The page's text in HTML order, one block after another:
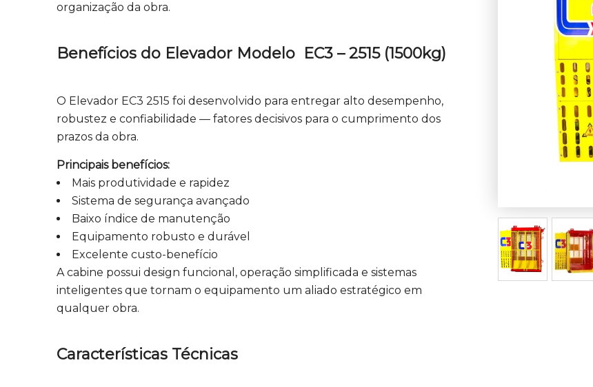
organização da obra.
Benefícios do Elevador Modelo EC3 – 2515 (1500kg)
O Elevador EC3 2515 foi desenvolvido para entregar alto desempenho,
robustez e confiabilidade — fatores decisivos para o cumprimento dos
prazos da obra.
Principais benefícios:
Mais produtividade e rapidez
Sistema de segurança avançado
Baixo índice de manutenção
Equipamento robusto e durável
Excelente custo-benefício
A cabine possui design funcional, operação simplificada e sistemas
inteligentes que tornam o equipamento um aliado estratégico em
qualquer obra.
Características Técnicas